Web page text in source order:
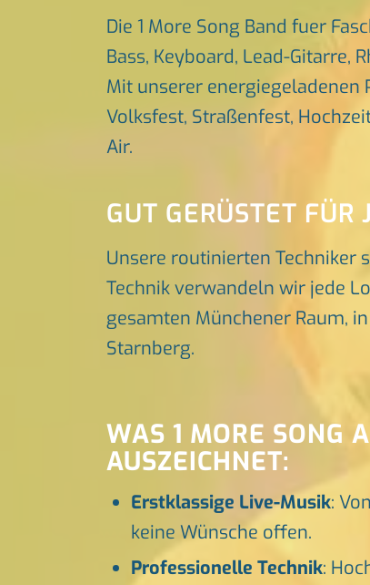
Die 1 More Song Band fuer
Bass, Keyboard, Lead-Gitarre,
Mit unserer energiegeladenen
Volksfest, Straßenfest,
Air.
GUT GERÜSTET FÜR
Unsere routinierten Techniker
Technik verwandeln wir jede
gesamten Münchener Raum,
Starnberg.
WAS 1 MORE SONG
AUSZEICHNET:
Erstklassige Live-Musik:
keine Wünsche offen.
Professionelle Technik: